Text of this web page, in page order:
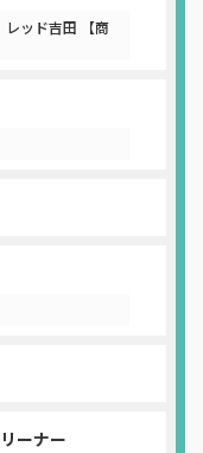
レッド吉田 【商
ーナー